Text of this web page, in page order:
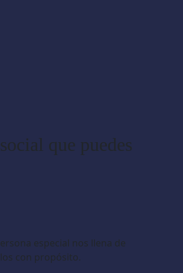
que puedes
especial nos llena de
con propósito.